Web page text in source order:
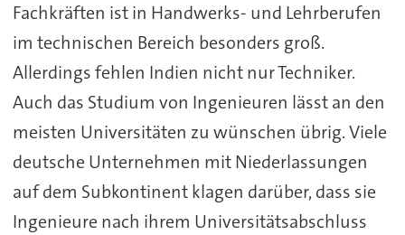
Fachkräften ist in Handwerks- und Lehrberufen
im technischen Bereich besonders groß.
Allerdings fehlen Indien nicht nur Techniker.
Auch das Studium von Ingenieuren lässt an den
meisten Universitäten zu wünschen übrig. Viele
deutsche Unternehmen mit Niederlassungen
auf dem Subkontinent klagen darüber, dass sie
Ingenieure nach ihrem Universitätsabschluss